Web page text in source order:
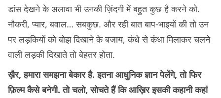
डांस देखने के अलावा भी उनकी ज़िंदगी में बहुत कुछ है करने को.
नौकरी, प्यार, बवाल… सबकुछ. और रही बात बाप-भाइयों की तो उन
पर लड़कियों को बोझ दिखाने के बजाय, कंधे से कंंधा मिलाकर चलने
वाली लड़की दिखाते तो बेहतर होता.
ख़ैर, हमारा समझना बेकार है. इतना आधुनिक ज्ञान पेलेंगे, तो फिर
फ़िल्म कैसे बनेगी. तो चलो, सोचते हैं कि आख़िर इसकी कहानी कहां